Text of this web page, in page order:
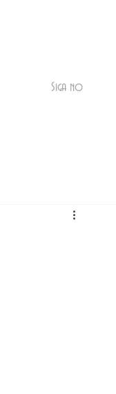
Siga no